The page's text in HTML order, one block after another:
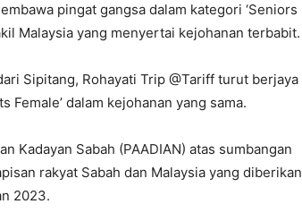
pingat gangsa dalam kategori ‘Seniors
Malaysia yang menyertai kejohanan terbabit.
Sipitang, Rohayati Trip @Tariff turut berjaya
Female’ dalam kejohanan yang sama.
Kadayan Sabah (PAADIAN) atas sumbangan
rakyat Sabah dan Malaysia yang diberikan
2023.